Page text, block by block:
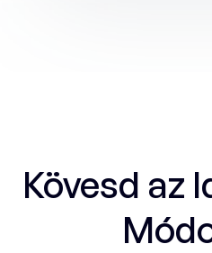
Kövesd az